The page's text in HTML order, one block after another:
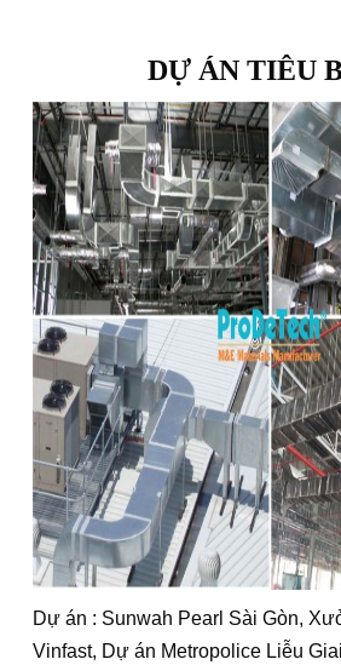
DỰ ÁN TIÊU
Dự án : Sunwah Pearl Sài Gòn,
Vinfast, Dự án Metropolice Liễu